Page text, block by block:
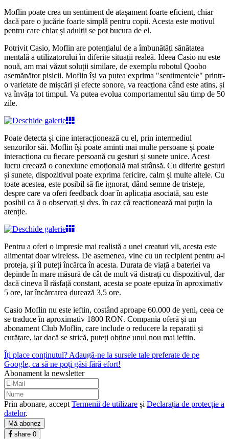
Moflin poate crea un sentiment de atașament foarte eficient, chiar
dacă pare o jucărie foarte simplă pentru copii. Acesta este motivul
pentru care chiar și adulții se pot bucura de el.
Potrivit Casio, Moflin are potențialul de a îmbunătăți sănătatea
mentală a utilizatorului în diferite situații realeă. Ideea Casio nu este
nouă, am mai văzut soluții similare, de exemplu robotul Qoobo
asemănător pisicii. Moflin își va putea exprima "sentimentele" printr-
o varietate de mișcări și efecte sonore, va reacționa când este atins, și
va învăța tot timpul. Va putea evolua comportamentul său timp de 50
zile.
Poate detecta și cine interacționează cu el, prin intermediul
senzorilor săi. Moflin își poate aminti mai multe persoane și poate
interacționa cu fiecare persoană cu gesturi și sunete unice. Acest
lucru creează o conexiune emoțională mai strânsă. Cu diferite gesturi
și sunete, dispozitivul poate exprima fericire, calm și multe altele. Cu
toate acestea, este posibil să fie ignorat, dând semne de tristețe,
despre care va oferi feedback doar în aplicația asociată, sau este
posibil ca ă o observați și dvs. în caz că reacționează mai puțin la
atenție.
Pentru a oferi o impresie mai realistă a unei creaturi vii, acesta este
alimentat doar wireless. De asemenea, vine cu un recipient pentru a-l
proteja, și îl puteți încărca în acesta. Durata de viață a bateriei va
depinde în mare măsură de cât de mult vă distrați cu dispozitivul, dar
dacă cineva îl răsfață constant, acesta se poate epuiza în aproximativ
5 ore, iar încărcarea durează 3,5 ore.
Casio Moflin nu este ieftin, costând aproape 60.000 de yeni, ceea ce
se traduce în aproximativ 1800 RON. Compania oferă și un
abonament Club Moflin, care include o reducere la reparații și
curățare, iar dacă se strică, puteți obține unul nou mai ieftin.
Îți place conținutul? Adaugă-ne la sursele tale preferate de pe
Google, ca să ne poți găsi fără efort!
Abonament la newsletter
Prin abonare, accept Termenii de utilizare și Declarația de protecție a
datelor.
Mă abonez
share 0